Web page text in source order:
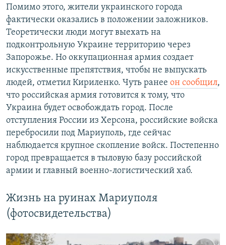
Помимо этого, жители украинского города
фактически оказались в положении заложников.
Теоретически люди могут выехать на
подконтрольную Украине территорию через
Запорожье. Но оккупационная армия создает
искусственные препятствия, чтобы не выпускать
людей, отметил Кириленко. Чуть ранее он сообщил,
что российская армия готовится к тому, что
Украина будет освобождать город. После
отступления России из Херсона, российские войска
перебросили под Мариуполь, где сейчас
наблюдается крупное скопление войск. Постепенно
город превращается в тыловую базу российской
армии и главный военно-логистический хаб.
Жизнь на руинах Мариуполя
(фотосвидетельства)